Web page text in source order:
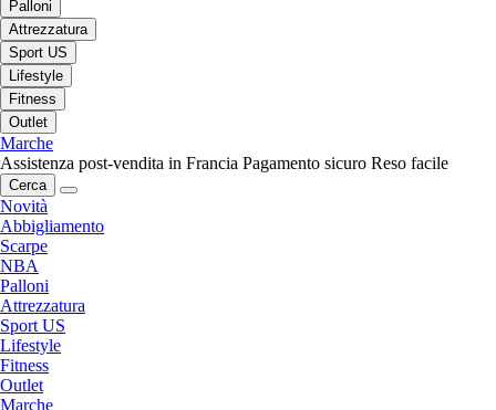
Palloni
Attrezzatura
Sport US
Lifestyle
Fitness
Outlet
Marche
Assistenza post-vendita in Francia Pagamento sicuro Reso facile
Cerca
Novità
Abbigliamento
Scarpe
NBA
Palloni
Attrezzatura
Sport US
Lifestyle
Fitness
Outlet
Marche